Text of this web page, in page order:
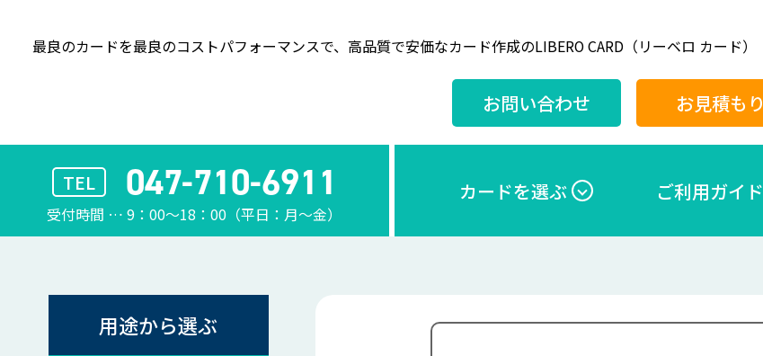
最良のカードを最良のコストパフォーマンスで、 高品質で安価なカード作成のLIBERO CARD（リーベロ カード）
お問い合わせ お見積もり
TEL 047-710-6911
受付時間 … 9：00〜18：00（平日：月〜金）
カードを選ぶ ご利用ガイド
用途から選ぶ